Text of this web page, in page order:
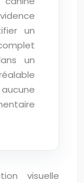
un
un
visuelle